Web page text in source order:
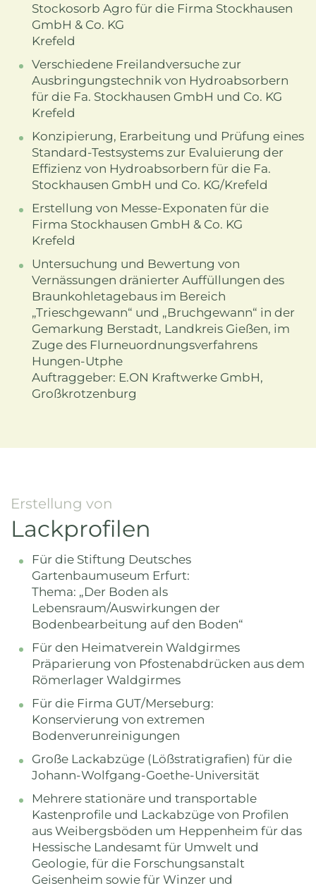
Stockosorb Agro für die Firma Stockhausen
GmbH & Co. KG
Krefeld
Verschiedene Freilandversuche zur
Ausbringungstechnik von Hydroabsorbern
für die Fa. Stockhausen GmbH und Co. KG
Krefeld
Konzipierung, Erarbeitung und Prüfung eines
Standard-Testsystems zur Evaluierung der
Effizienz von Hydroabsorbern für die Fa.
Stockhausen GmbH und Co. KG/Krefeld
Erstellung von Messe-Exponaten für die
Firma Stockhausen GmbH & Co. KG
Krefeld
Untersuchung und Bewertung von
Vernässungen dränierter Auffüllungen des
Braunkohletagebaus im Bereich
„Trieschgewann“ und „Bruchgewann“ in der
Gemarkung Berstadt, Landkreis Gießen, im
Zuge des Flurneuordnungsverfahrens
Hungen-Utphe
Auftraggeber: E.ON Kraftwerke GmbH,
Großkrotzenburg
Erstellung von
Lackprofilen
Für die Stiftung Deutsches
Gartenbaumuseum Erfurt:
Thema: „Der Boden als
Lebensraum/Auswirkungen der
Bodenbearbeitung auf den Boden“
Für den Heimatverein Waldgirmes
Präparierung von Pfostenabdrücken aus dem
Römerlager Waldgirmes
Für die Firma GUT/Merseburg:
Konservierung von extremen
Bodenverunreinigungen
Große Lackabzüge (Lößstratigrafien) für die
Johann-Wolfgang-Goethe-Universität
Mehrere stationäre und transportable
Kastenprofile und Lackabzüge von Profilen
aus Weibergsböden um Heppenheim für das
Hessische Landesamt für Umwelt und
Geologie, für die Forschungsanstalt
Geisenheim sowie für Winzer und